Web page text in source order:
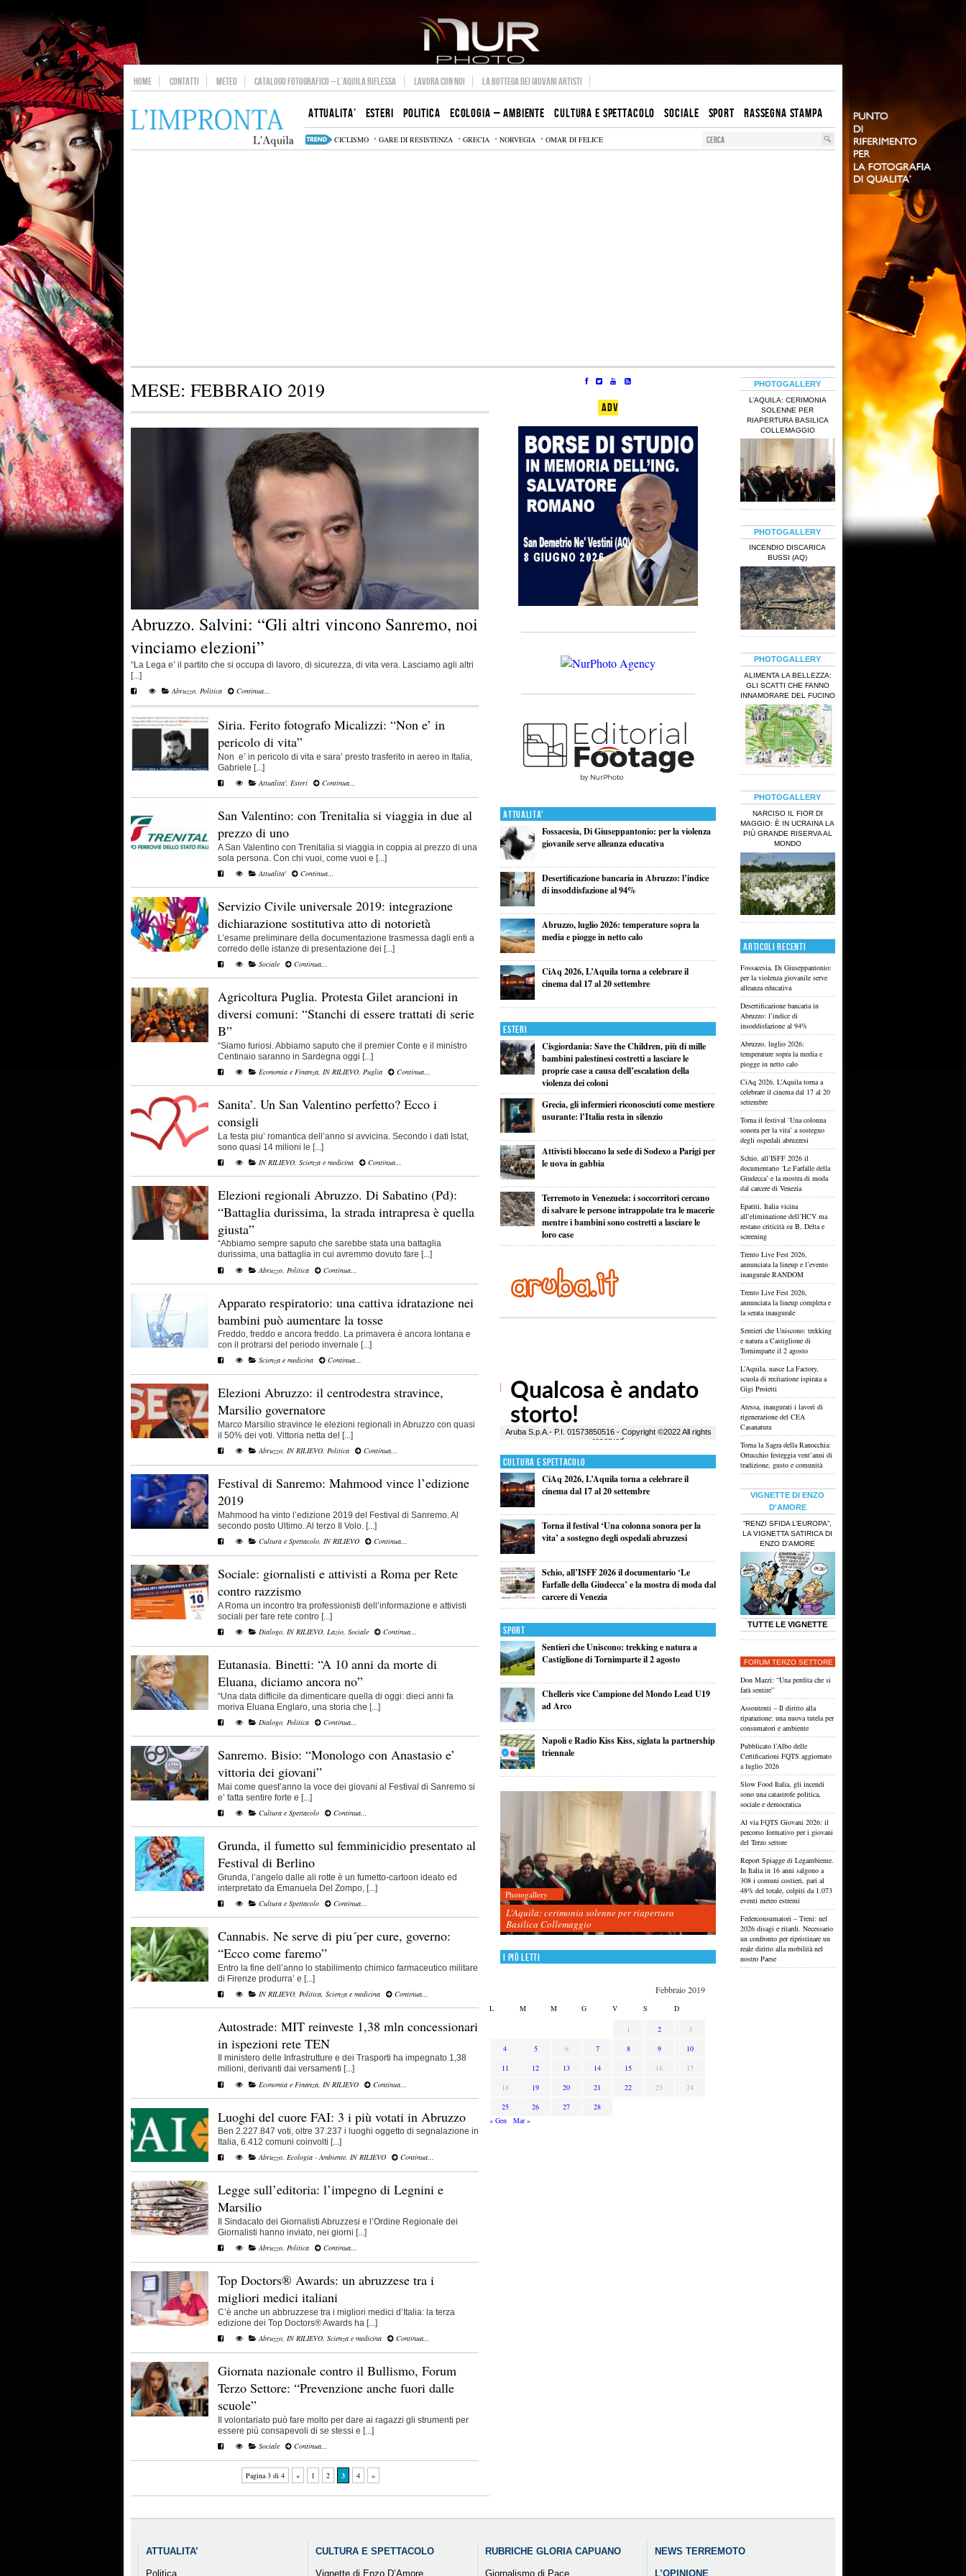
HOME CONTATTI METEO CATALOGO FOTOGRAFICO – L’AQUILA RIFLESSA LAVORA CON NOI LA BOTTEGA DEI GIOVANI ARTISTI
ATTUALITA’ ESTERI POLITICA ECOLOGIA – AMBIENTE CULTURA E SPETTACOLO SOCIALE SPORT RASSEGNA STAMPA
CICLISMO GARE DI RESISTENZA GRECIA NORVEGIA OMAR DI FELICE
MESE: FEBBRAIO 2019
Abruzzo. Salvini: “Gli altri vincono Sanremo, noi
vinciamo elezioni”
“La Lega e’ il partito che si occupa di lavoro, di sicurezza, di vita vera. Lasciamo agli altri
[...]
Abruzzo, Politica Continua...
Siria. Ferito fotografo Micalizzi: “Non e’ in
pericolo di vita”
Non e’ in pericolo di vita e sara’ presto trasferito in aereo in Italia,
Gabriele [...]
Attualita', Esteri Continua...
San Valentino: con Trenitalia si viaggia in due al
prezzo di uno
A San Valentino con Trenitalia si viaggia in coppia al prezzo di una
sola persona. Con chi vuoi, come vuoi e [...]
Attualita'
Continua...
Servizio Civile universale 2019: integrazione
dichiarazione sostitutiva atto di notorietà
L’esame preliminare della documentazione trasmessa dagli enti a
corredo delle istanze di presentazione dei [...]
Sociale
Continua...
Agricoltura Puglia. Protesta Gilet arancioni in
diversi comuni: “Stanchi di essere trattati di serie
B”
“Siamo furiosi. Abbiamo saputo che il premier Conte e il ministro
Centinaio saranno in Sardegna oggi [...]
Economia e Finanza IN RILIEVO Puglia Continua...
Sanita’. Un San Valentino perfetto? Ecco i
consigli
La festa piu’ romantica dell’anno si avvicina. Secondo i dati Istat,
sono quasi 14 milioni le [...]
IN RILIEVO Scienza e medicina Continua...
Elezioni regionali Abruzzo. Di Sabatino (Pd):
“Battaglia durissima, la strada intrapresa è quella
giusta”
“Abbiamo sempre saputo che sarebbe stata una battaglia
durissima, una battaglia in cui avremmo dovuto fare [...]
Abruzzo Politica Continua...
Apparato respiratorio: una cattiva idratazione nei
bambini può aumentare la tosse
Freddo, freddo e ancora freddo. La primavera è ancora lontana e
con il protrarsi del periodo invernale [...]
Scienza e medicina
Continua...
Elezioni Abruzzo: il centrodestra stravince,
Marsilio governatore
Marco Marsilio stravince le elezioni regionali in Abruzzo con quasi
il 50% dei voti. Vittoria netta del [...]
Abruzzo, IN RILIEVO, Politica Continua...
Festival di Sanremo: Mahmood vince l’edizione
2019
Mahmood ha vinto l’edizione 2019 del Festival di Sanremo. Al
secondo posto Ultimo. Al terzo Il Volo. [...]
Cultura e Spettacolo, IN RILIEVO Continua...
Sociale: giornalisti e attivisti a Roma per Rete
contro razzismo
A Roma un incontro tra professionisti dell’informazione e attivisti
sociali per fare rete contro [...]
Dialogo, IN RILIEVO, Lazio, Sociale Continua...
Eutanasia. Binetti: “A 10 anni da morte di
Eluana, diciamo ancora no”
“Una data difficile da dimenticare quella di oggi: dieci anni fa
moriva Eluana Englaro, una storia che [...]
Dialogo, Politica Continua...
Sanremo. Bisio: “Monologo con Anastasio e’
vittoria dei giovani”
Mai come quest’anno la voce dei giovani al Festival di Sanremo si
e’ fatta sentire forte e [...]
Cultura e Spettacolo
Continua...
Grunda, il fumetto sul femminicidio presentato al
Festival di Berlino
Grunda, l’angelo dalle ali rotte è un fumetto-cartoon ideato ed
interpretato da Emanuela Del Zompo, [...]
Cultura e Spettacolo
Continua...
Cannabis. Ne serve di piu´per cure, governo:
“Ecco come faremo”
Entro la fine dell’anno lo stabilimento chimico farmaceutico militare
di Firenze produrra’ e [...]
IN RILIEVO Politica Scienza e medicina Continua...
Autostrade: MIT reinveste 1,38 mln concessionari
in ispezioni rete TEN
Il ministero delle Infrastrutture e dei Trasporti ha impegnato 1,38
milioni, derivanti dai versamenti [...]
Economia e Finanza IN RILIEVO Continua...
Luoghi del cuore FAI: 3 i più votati in Abruzzo
Ben 2.227.847 voti, oltre 37.237 i luoghi oggetto di segnalazione in
Italia, 6.412 comuni coinvolti [...]
Abruzzo, Ecologia - Ambiente, IN RILIEVO Continua...
Legge sull’editoria: l’impegno di Legnini e
Marsilio
Il Sindacato dei Giornalisti Abruzzesi e l’Ordine Regionale dei
Giornalisti hanno inviato, nei giorni [...]
Abruzzo, Politica Continua...
Top Doctors® Awards: un abruzzese tra i
migliori medici italiani
C’è anche un abbruzzese tra i migliori medici d’Italia: la terza
edizione dei Top Doctors® Awards ha [...]
Abruzzo, IN RILIEVO, Scienza e medicina Continua...
Giornata nazionale contro il Bullismo, Forum
Terzo Settore: “Prevenzione anche fuori dalle
scuole”
Il volontariato può fare molto per dare ai ragazzi gli strumenti per
essere più consapevoli di se stessi e [...]
Sociale
Continua...
Pagina 3 di 4 « 1 2 3 4 »
ADV
Attualita'
Fossacesia, Di Giuseppantonio: per la violenza
giovanile serve alleanza educativa
Desertificazione bancaria in Abruzzo: l’indice
di insoddisfazione al 94%
Abruzzo, luglio 2026: temperature sopra la
media e piogge in netto calo
CiAq 2026, L’Aquila torna a celebrare il
cinema dal 17 al 20 settembre
Esteri
Cisgiordania: Save the Children, più di mille
bambini palestinesi costretti a lasciare le
proprie case a causa dell’escalation della
violenza dei coloni
Grecia, gli infermieri riconosciuti come mestiere
usurante: l’Italia resta in silenzio
Attivisti bloccano la sede di Sodexo a Parigi per
le uova in gabbia
Terremoto in Venezuela: i soccorritori cercano
di salvare le persone intrappolate tra le macerie
mentre i bambini sono costretti a lasciare le
loro case
Cultura e Spettacolo
CiAq 2026, L’Aquila torna a celebrare il
cinema dal 17 al 20 settembre
Torna il festival ‘Una colonna sonora per la
vita’ a sostegno degli ospedali abruzzesi
Schio, all’ISFF 2026 il documentario ‘Le
Farfalle della Giudecca’ e la mostra di moda dal
carcere di Venezia
Sport
Sentieri che Uniscono: trekking e natura a
Castiglione di Tornimparte il 2 agosto
Chelleris vice Campione del Mondo Lead U19
ad Arco
Napoli e Radio Kiss Kiss, siglata la partnership
triennale
Photogallery
L’Aquila: cerimonia solenne per riapertura
Basilica Collemaggio
I più letti
Febbraio 2019
L M M G V S D
1 2
3
4
5 6 7 8 9
10
11
12 13 14 15 16
17
18
19 20 21 22 23
24
25
26 27
28
« Gen
Mar »
PHOTOGALLERY
L’AQUILA: CERIMONIA
SOLENNE PER
RIAPERTURA BASILICA
COLLEMAGGIO
PHOTOGALLERY
INCENDIO DISCARICA
BUSSI (AQ)
PHOTOGALLERY
ALIMENTA LA BELLEZZA:
GLI SCATTI CHE FANNO
INNAMORARE DEL FUCINO
PHOTOGALLERY
NARCISO IL FIOR DI
MAGGIO: È IN UCRAINA LA
PIÙ GRANDE RISERVA AL
MONDO
ARTICOLI RECENTI
Fossacesia, Di Giuseppantonio:
per la violenza giovanile serve
alleanza educativa
Desertificazione bancaria in
Abruzzo: l’indice di
insoddisfazione al 94%
Abruzzo, luglio 2026:
temperature sopra la media e
piogge in netto calo
CiAq 2026, L’Aquila torna a
celebrare il cinema dal 17 al 20
settembre
Torna il festival ‘Una colonna
sonora per la vita’ a sostegno
degli ospedali abruzzesi
Schio, all’ISFF 2026 il
documentario ‘Le Farfalle della
Giudecca’ e la mostra di moda
dal carcere di Venezia
Epatiti, Italia vicina
all’eliminazione dell’HCV ma
restano criticità su B, Delta e
screening
Trento Live Fest 2026,
annunciata la lineup e l’evento
inaugurale RANDOM
Trento Live Fest 2026,
annunciata la lineup completa e
la serata inaugurale
Sentieri che Uniscono: trekking
e natura a Castiglione di
Tornimparte il 2 agosto
L’Aquila, nasce La Factory,
scuola di recitazione ispirata a
Gigi Proietti
Atessa, inaugurati i lavori di
rigenerazione del CEA
Casanatura
Torna la Sagra della Ranocchia:
Ortucchio festeggia vent’anni di
tradizione, gusto e comunità
VIGNETTE DI ENZO
D'AMORE
“RENZI SFIDA L’EUROPA”,
LA VIGNETTA SATIRICA DI
ENZO D’AMORE
TUTTE LE VIGNETTE
FORUM TERZO SETTORE
Don Mazzi: “Una perdita che si
farà sentire”
Assoutenti – Il diritto alla
riparazione: una nuova tutela per
consumatori e ambiente
Pubblicato l’Albo delle
Certificazioni FQTS aggiornato
a luglio 2026
Slow Food Italia, gli incendi
sono una catastrofe politica,
sociale e democratica
Al via FQTS Giovani 2026: il
percorso formativo per i giovani
del Terzo settore
Report Spiagge di Legambiente.
In Italia in 16 anni salgono a
308 i comuni costieri, pari al
48% del totale, colpiti da 1.073
eventi meteo estremi
Federconsumatori – Treni: nel
2026 disagi e ritardi. Necessario
un confronto per ripristinare un
reale diritto alla mobilità nel
nostro Paese
ATTUALITA’
Politica
CULTURA E SPETTACOLO
Vignette di Enzo D’Amore
RUBRICHE GLORIA CAPUANO
Giornalismo di Pace
NEWS TERREMOTO
L’OPINIONE